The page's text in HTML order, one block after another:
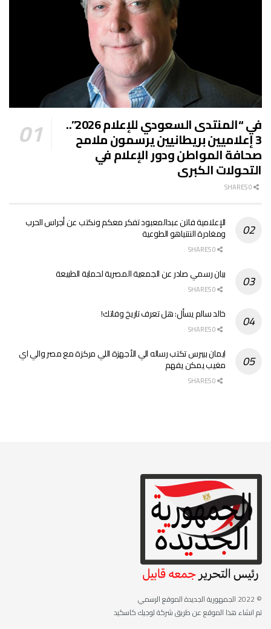
في “المنتدى السعودي للإعلام 2026”..
3 إعلاميين بريطانيين يرسمون ملامح
صحافة المواطن ودور الإعلام في
التحولات الكبرى
الإعلامية فاتن عبدالمعبود تفكر معكم ونكتب عن أجراس الحرب
ومغادرة النتنياهو الطوعية
بيان رسمي صادر عن الجمعية المصرية لحماية الطبيعة
خالد سالم يسأل: هل تعرف تاريخ وفاتك!
ايمان بيبرس تكتب رساله الي الأجهزة اللي مركزة مع مصر والي اي
مغيب يمكن يفهم
© 2022
الجمهورية الجديدة الموقع الرسمي
تم انشاء هذا الموقع عن طريق شركة لوجيك كاسكيد